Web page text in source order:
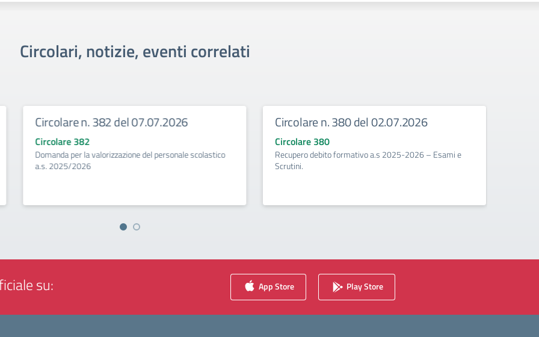
Circolari, notizie, eventi correlati
Circolare n. 382 del 07.07.2026
Circolare 382
Domanda per la valorizzazione del personale scolastico
a.s. 2025/2026
Circolare n. 380 del 02.07.2026
Circolare 380
Recupero debito formativo a.s 2025-2026 – Esami e
Scrutini.
su: App Store Play Store